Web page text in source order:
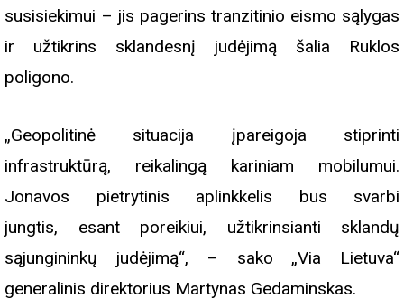
susisiekimui – jis pagerins tranzitinio eismo sąlygas
ir užtikrins sklandesnį judėjimą šalia Ruklos
poligono.
„Geopolitinė situacija įpareigoja stiprinti
infrastruktūrą, reikalingą kariniam mobilumui.
Jonavos pietrytinis aplinkkelis bus svarbi
jungtis, esant poreikiui, užtikrinsianti sklandų
sąjungininkų judėjimą“, – sako „Via Lietuva“
generalinis direktorius Martynas Gedaminskas.